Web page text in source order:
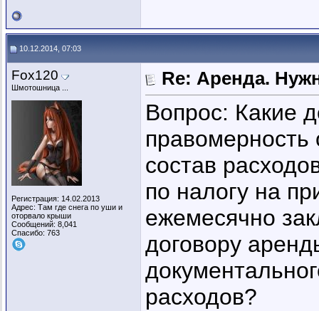
10.12.2014, 07:03
Fox120
Шмотошница ...
Регистрация: 14.02.2013
Адрес: Там где снега по уши и
оторвало крыши
Сообщений: 8,041
Спасибо: 763
Re: Аренда.
Вопрос: Какие
правомерность
состав
по налогу на
ежемесячно
договору
расходов?